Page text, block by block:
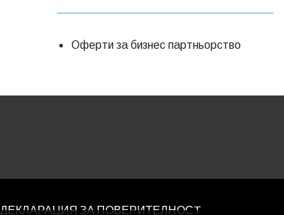
Оферти за бизнес партньорство
ДЕКЛАРАЦИЯ ЗА ПОВЕРИТЕЛНОСT